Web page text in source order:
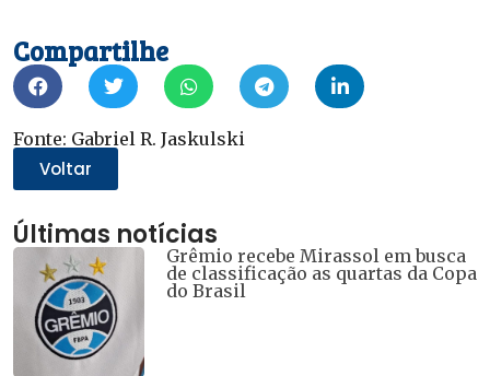
em
nova
janela)
em
nova
janela)
em
nova
janela) janela) janela)
Compartilhe
Fonte: Gabriel R. Jaskulski
Voltar
Últimas notícias
Grêmio recebe Mirassol em busca
de classificação as quartas da Copa
do Brasil